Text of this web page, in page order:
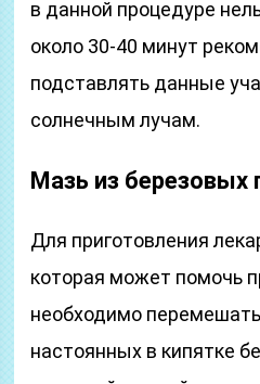
в данной процедуре
около 30-40 минут
подставлять данные
солнечным лучам.
Мазь из березовых
Для приготовления
которая может помочь
необходимо
настоянных в кипятке